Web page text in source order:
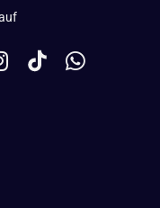
W
h